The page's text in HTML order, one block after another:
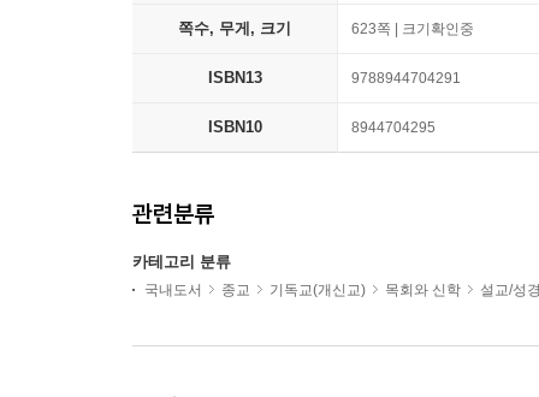
쪽수, 무게, 크기 623쪽 | 크기확인중
ISBN13 9788944704291
ISBN10 8944704295
관련분류
카테고리 분류
국내도서 종교 기독교(개신교) 목회와 신학 설교/성